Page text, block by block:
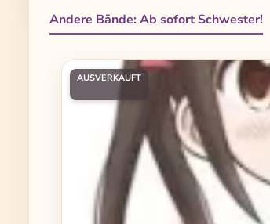
Andere Bände: Ab sofort Schwester!
Produktgalerie überspringen
AUSVERKAUFT